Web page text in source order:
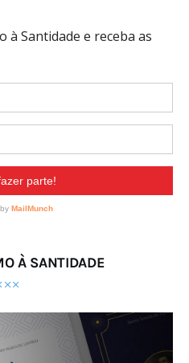
À SANTIDADE